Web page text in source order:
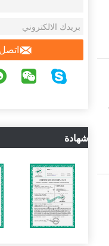
اتصل
شهادة